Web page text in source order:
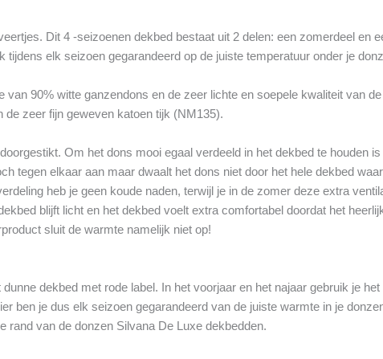
Dit 4 -seizoenen dekbed bestaat uit 2 delen: een zomerdeel en
elk seizoen gegarandeerd op de juiste temperatuur onder je
90% witte ganzendons en de zeer lichte en soepele kwaliteit van
zeer fijn geweven katoen tijk (NM135).
Om het dons mooi egaal verdeeld in het dekbed te houden
tegen elkaar aan maar dwaalt het dons niet door het hele dekbed
heb je geen koude naden, terwijl je in de zomer deze extra
blijft licht en het dekbed voelt extra comfortabel doordat het
sluit de warmte namelijk niet op!
dekbed met rode label. In het voorjaar en het najaar gebruik je
ben je dus elk seizoen gegarandeerd van de juiste warmte in je
rand van de donzen Silvana De Luxe dekbedden.